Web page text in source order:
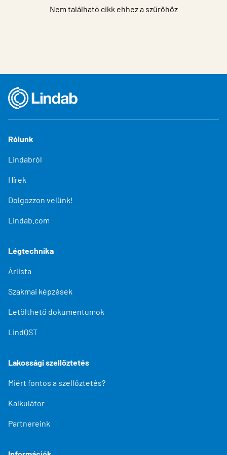
Nem található cikk ehhez a szűrőhöz
Rólunk
Lindabról
Hírek
Dolgozzon velünk!
Lindab.com
Légtechnika
Árlista
Szakmai képzések
Letölthető dokumentumok
LindQST
Lakossági szellőztetés
Miért fontos a szellőztetés?
Kalkulátor
Partnereink